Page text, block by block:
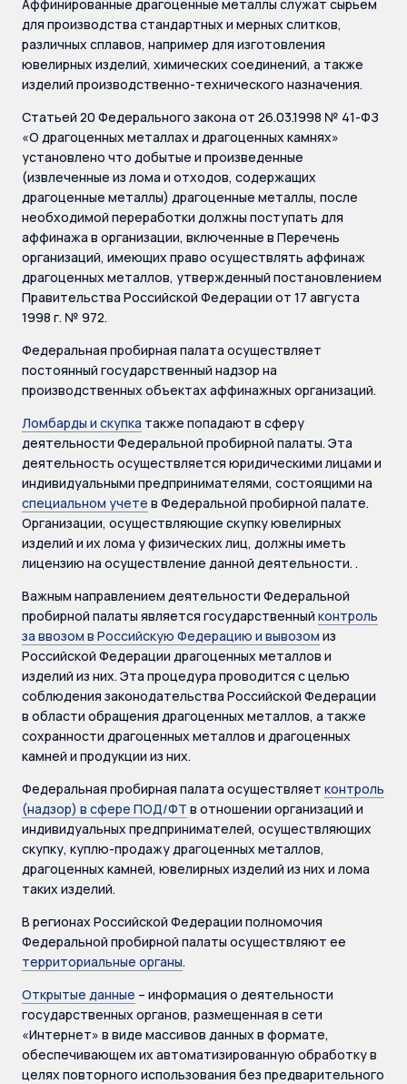
Аффинированные драгоценные металлы служат сырьем
для производства стандартных и мерных слитков,
различных сплавов, например для изготовления
ювелирных изделий, химических соединений, а также
изделий производственно-технического назначения.
Статьей 20 Федерального закона от 26.03.1998 № 41-ФЗ
«О драгоценных металлах и драгоценных камнях»
установлено что добытые и произведенные
(извлеченные из лома и отходов, содержащих
драгоценные металлы) драгоценные металлы, после
необходимой переработки должны поступать для
аффинажа в организации, включенные в Перечень
организаций, имеющих право осуществлять аффинаж
драгоценных металлов, утвержденный постановлением
Правительства Российской Федерации от 17 августа
1998 г. № 972.
Федеральная пробирная палата осуществляет
постоянный государственный надзор на
производственных объектах аффинажных организаций.
Ломбарды и скупка также попадают в сферу
деятельности Федеральной пробирной палаты. Эта
деятельность осуществляется юридическими лицами и
индивидуальными предпринимателями, состоящими на
специальном учете в Федеральной пробирной палате.
Организации, осуществляющие скупку ювелирных
изделий и их лома у физических лиц, должны иметь
лицензию на осуществление данной деятельности. .
Важным направлением деятельности Федеральной
пробирной палаты является государственный контроль
за ввозом в Российскую Федерацию и вывозом из
Российской Федерации драгоценных металлов и
изделий из них. Эта процедура проводится с целью
соблюдения законодательства Российской Федерации
в области обращения драгоценных металлов, а также
сохранности драгоценных металлов и драгоценных
камней и продукции из них.
Федеральная пробирная палата осуществляет контроль
(надзор) в сфере ПОД/ФТ в отношении организаций и
индивидуальных предпринимателей, осуществляющих
скупку, куплю-продажу драгоценных металлов,
драгоценных камней, ювелирных изделий из них и лома
таких изделий.
В регионах Российской Федерации полномочия
Федеральной пробирной палаты осуществляют ее
территориальные органы.
Открытые данные – информация о деятельности
государственных органов, размещенная в сети
«Интернет» в виде массивов данных в формате,
обеспечивающем их автоматизированную обработку в
целях повторного использования без предварительного